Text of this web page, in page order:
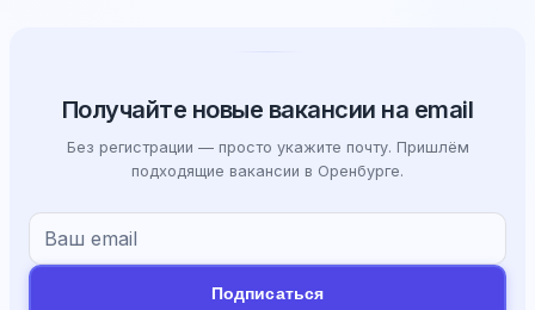
Получайте новые вакансии на email
Без регистрации — просто укажите почту. Пришлём
подходящие вакансии в Оренбурге.
Подписаться